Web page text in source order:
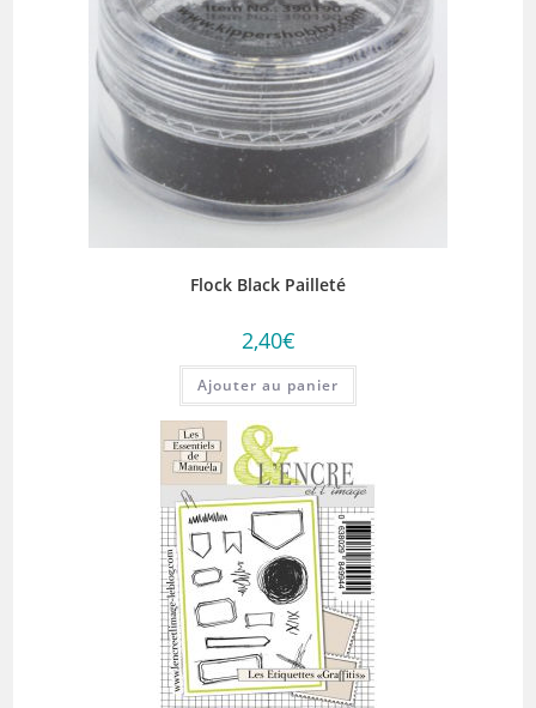
Flock Black Pailleté
2,40€
Ajouter au panier